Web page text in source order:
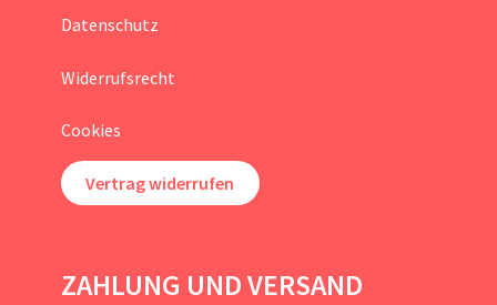
Datenschutz
Widerrufsrecht
Cookies
Vertrag widerrufen
ZAHLUNG UND VERSAND